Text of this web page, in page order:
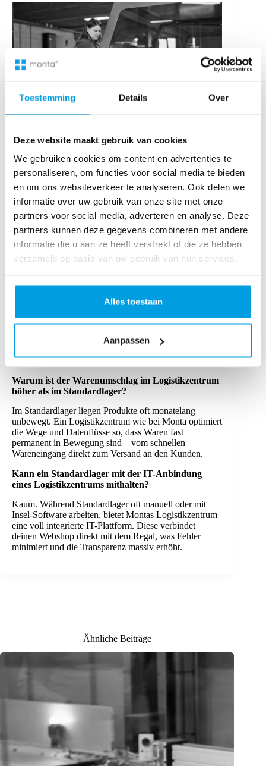
Toestemming Details Over
Deze website maakt gebruik van cookies
We gebruiken cookies om content en advertenties te
personaliseren, om functies voor social media te bieden
en om ons websiteverkeer te analyseren. Ook delen we
informatie over uw gebruik van onze site met onze
partners voor social media, adverteren en analyse. Deze
partners kunnen deze gegevens combineren met andere
informatie die u aan ze heeft verstrekt of die ze hebben
verzameld op basis van uw gebruik van hun services.
Alles toestaan
Aanpassen
Häufig gestellte Fragen
Was unterscheidet ein klassisches Lager von einem
modernen Logistikzentrum?
Ein Lager parkt deine Ware meist nur statisch. Ein
Logistikzentrum wie bei Monta ist hingegen eine
dynamische Hochleistungsschleuse: Hier fließen IT,
automatisierte Kommissionierung und schneller
Warenumschlag für dein Wachstum zusammen.
Warum solltest du dein E-Commerce Lager an
Durch Outsourcing verwandelst du fixe Lagerkosten in
variable. Du profitierst von Experten-Know-how,
modernster Software und schnellem Versand, während
konzentrieren kannst.
Warum ist der Warenumschlag im Logistikzentrum
höher als im Standardlager?
Im Standardlager liegen Produkte oft monatelang
unbewegt. Ein Logistikzentrum wie bei Monta optimiert
die Wege und Datenflüsse so, dass Waren fast
permanent in Bewegung sind – vom schnellen
Wareneingang direkt zum Versand an den Kunden.
Kann ein Standardlager mit der IT-Anbindung
eines Logistikzentrums mithalten?
Kaum. Während Standardlager oft manuell oder mit
Insel-Software arbeiten, bietet Montas Logistikzentrum
eine voll integrierte IT-Plattform. Diese verbindet
deinen Webshop direkt mit dem Regal, was Fehler
minimiert und die Transparenz massiv erhöht.
Ähnliche Beiträge